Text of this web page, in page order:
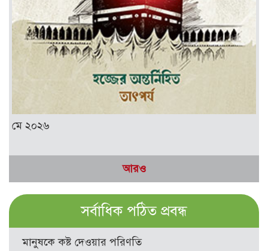
মে ২০২৬
আরও
সর্বাধিক পঠিত প্রবন্ধ
মানুষকে কষ্ট দেওয়ার পরিণতি